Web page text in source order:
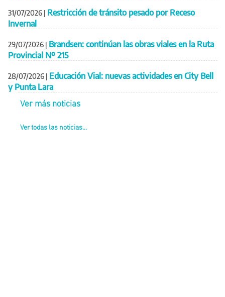
31/07/2026
Restricción de tránsito pesado por Receso
Invernal
29/07/2026
Brandsen: continúan las obras viales en la Ruta
Provincial Nº 215
28/07/2026
Educación Vial: nuevas actividades en City Bell
y Punta Lara
Ver más noticias
Ver todas las noticias...